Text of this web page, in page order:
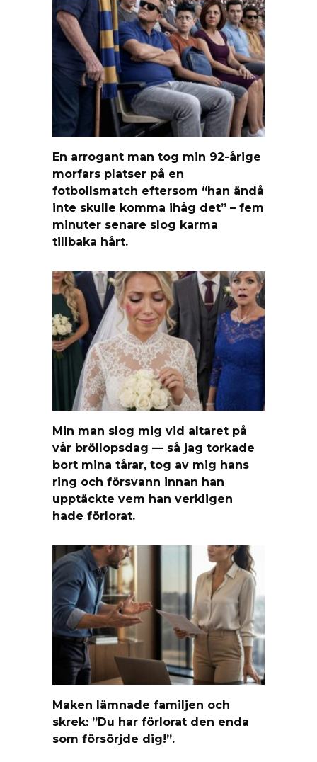
En arrogant man tog min 92-årige
morfars platser på en
fotbollsmatch eftersom “han ändå
inte skulle komma ihåg det” – fem
minuter senare slog karma
tillbaka hårt.
Min man slog mig vid altaret på
vår bröllopsdag — så jag torkade
bort mina tårar, tog av mig hans
ring och försvann innan han
upptäckte vem han verkligen
hade förlorat.
Maken lämnade familjen och
skrek: ”Du har förlorat den enda
som försörjde dig!”.